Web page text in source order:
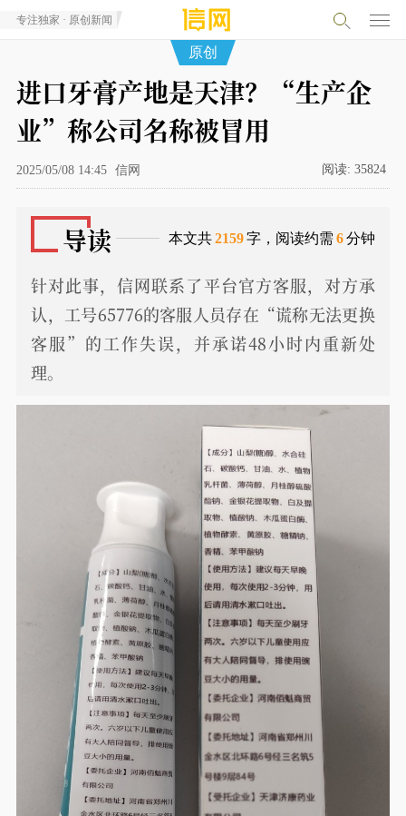
专注独家 · 原创新闻
原创
进口牙膏产地是天津？“生产企
业”称公司名称被冒用
2025/05/08 14:45 信网 阅读: 35824
导读 本文共2159字，阅读约需 6分钟
针对此事，信网联系了平台官方客服，对方承
认，工号65776的客服人员存在“谎称无法更换
客服”的工作失误，并承诺48小时内重新处
理。